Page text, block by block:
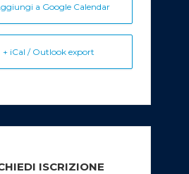
a Google Calendar
+ iCal / Outlook export
ISCRIZIONE